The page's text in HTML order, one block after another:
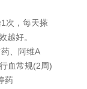
次，每天搽
越好。
、阿维A
血常规(2周)
药